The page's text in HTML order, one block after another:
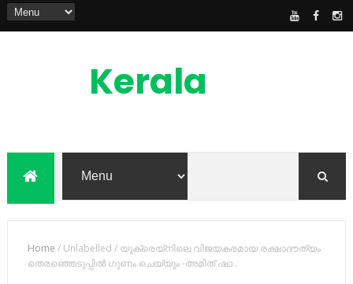
Kerala
Feed
Home /Unlabelled / യുക്രെയ്നിലെ വിജയകരമായ രക്ഷാദൗത്യം
തെരഞ്ഞെടുപ്പില്‍ ഗുണം ചെയ്യും -അമിത് ഷാ..